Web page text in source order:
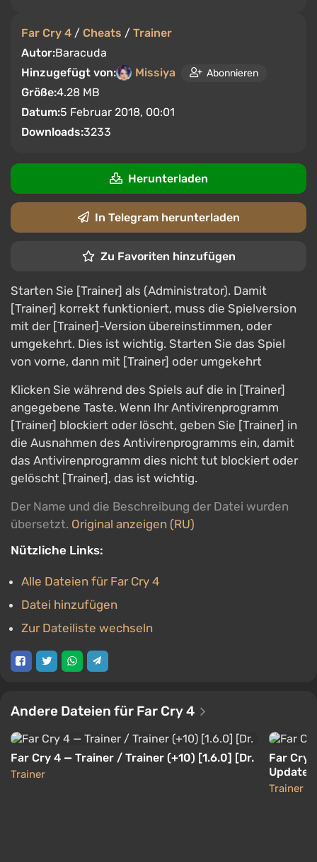
Far Cry 4 / Cheats / Trainer
Autor:Baracuda
Hinzugefügt von:
Missiya Abonnieren
Größe:4.28 MB
Datum:5 Februar 2018, 00:01
Downloads:3233
Herunterladen
In Telegram herunterladen
Zu Favoriten hinzufügen
Starten Sie [Trainer] als (Administrator). Damit
[Trainer] korrekt funktioniert, muss die Spielversion
mit der [Trainer]-Version übereinstimmen, oder
umgekehrt. Dies ist wichtig. Starten Sie das Spiel
von vorne, dann mit [Trainer] oder umgekehrt
Klicken Sie während des Spiels auf die in [Trainer]
angegebene Taste. Wenn Ihr Antivirenprogramm
[Trainer] blockiert oder löscht, geben Sie [Trainer] in
die Ausnahmen des Antivirenprogramms ein, damit
das Antivirenprogramm dies nicht tut blockiert oder
gelöscht [Trainer], das ist wichtig.
Der Name und die Beschreibung der Datei wurden
übersetzt. Original anzeigen (RU)
Nützliche Links:
Alle Dateien für Far Cry 4
Datei hinzufügen
Zur Dateiliste wechseln
Andere Dateien für Far Cry 4
Far Cry 4 — Trainer / Trainer (+10) [1.6.0] [Dr.
Trainer
Far Cry
Update
Trainer